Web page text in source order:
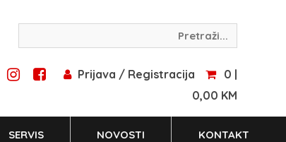
Prijava / Registracija
0 |
0,00 KM
SERVIS NOVOSTI KONTAKT